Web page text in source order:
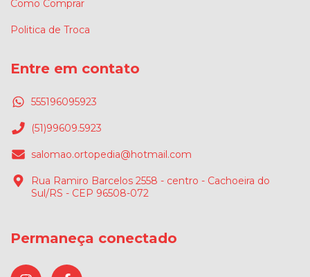
Como Comprar
Politica de Troca
Entre em contato
555196095923
(51)99609.5923
salomao.ortopedia@hotmail.com
Rua Ramiro Barcelos 2558 - centro - Cachoeira do
Sul/RS - CEP 96508-072
Permaneça conectado